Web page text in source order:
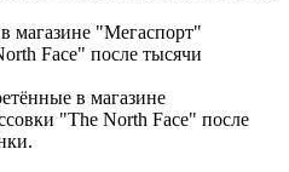
в магазине
"The North Face" после